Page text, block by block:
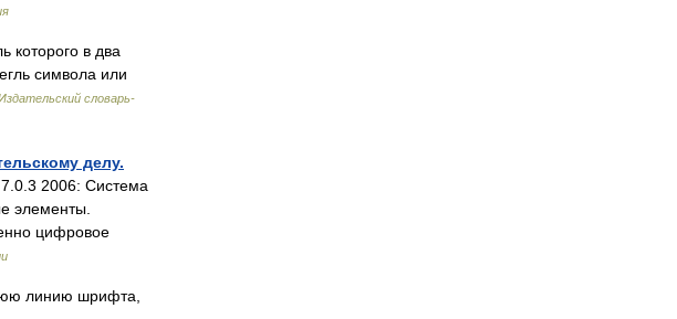
которого в два
символа или
словарь-
делу.
2006: Система
элементы.
цифровое
линию шрифта,